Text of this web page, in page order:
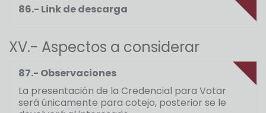
86.- Link de descarga
XV.- Aspectos a considerar
87.- Observaciones
La presentación de la Credencial para Votar
será únicamente para cotejo, posterior se le